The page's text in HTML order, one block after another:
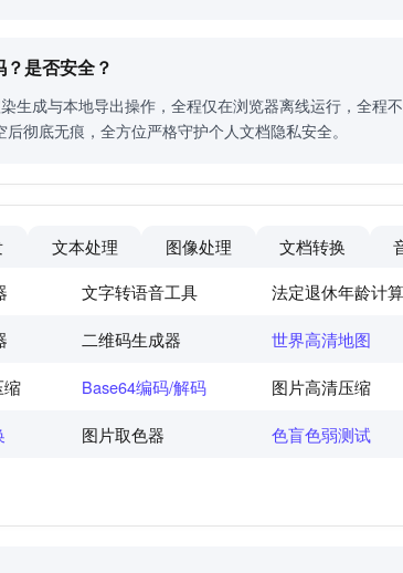
？是否安全？
生成与本地导出操作，全程仅在浏览器离线运行，全程
彻底无痕，全方位严格守护个人文档隐私安全。
文本处理 图像处理 文档转换
文字转语音工具 法定退休年龄计
二维码生成器 世界高清地图
缩 Base64编码/解码 图片高清压缩
图片取色器 色盲色弱测试